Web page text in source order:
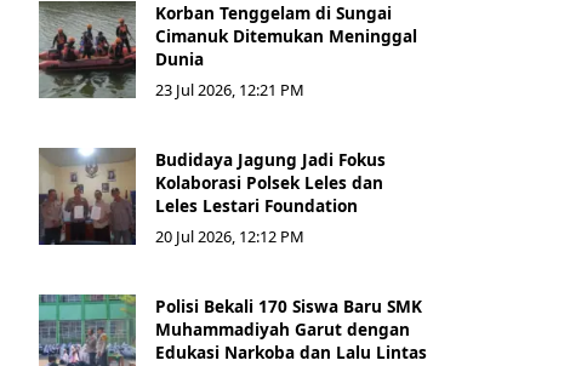
Korban Tenggelam di Sungai
Cimanuk Ditemukan Meninggal
Dunia
23 Jul 2026, 12:21 PM
Budidaya Jagung Jadi Fokus
Kolaborasi Polsek Leles dan
Leles Lestari Foundation
20 Jul 2026, 12:12 PM
Polisi Bekali 170 Siswa Baru SMK
Muhammadiyah Garut dengan
Edukasi Narkoba dan Lalu Lintas